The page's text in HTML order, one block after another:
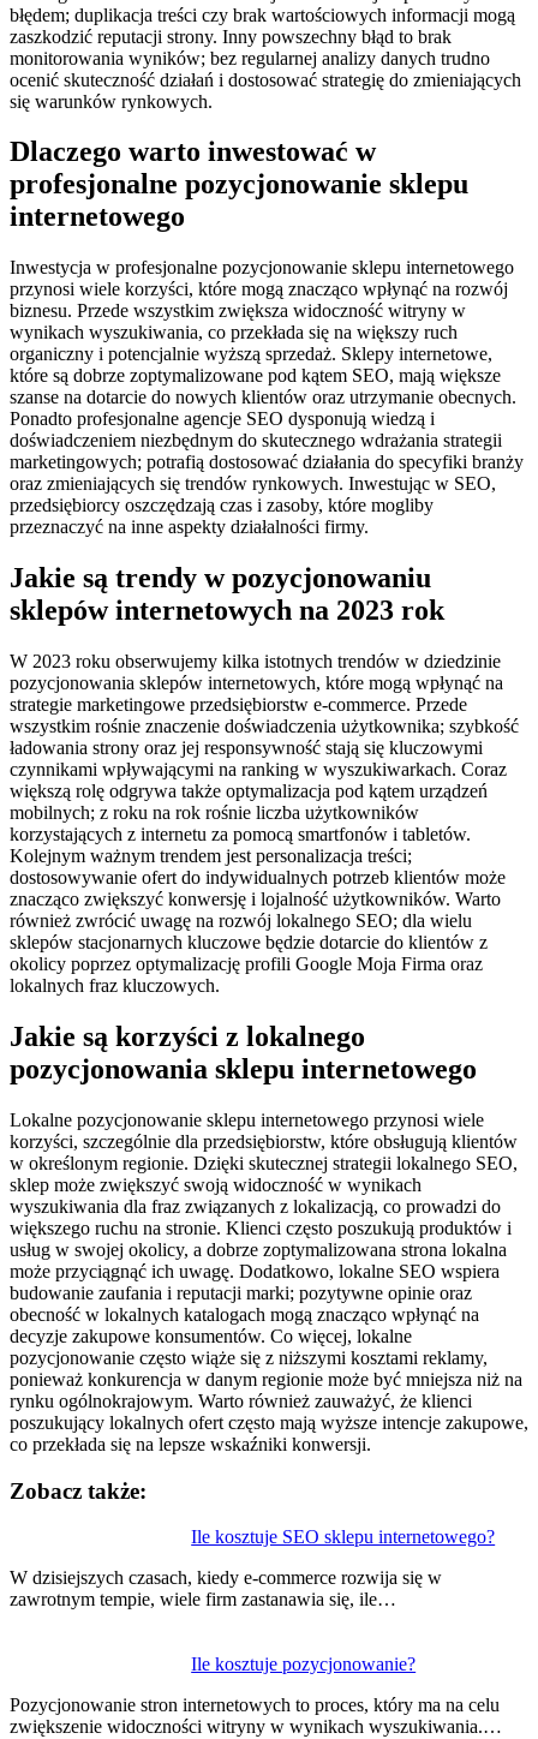
błędem; duplikacja treści czy brak wartościowych informacji mogą
zaszkodzić reputacji strony. Inny powszechny błąd to brak
monitorowania wyników; bez regularnej analizy danych trudno
ocenić skuteczność działań i dostosować strategię do zmieniających
się warunków rynkowych.
Dlaczego warto inwestować w
profesjonalne pozycjonowanie sklepu
internetowego
Inwestycja w profesjonalne pozycjonowanie sklepu internetowego
przynosi wiele korzyści, które mogą znacząco wpłynąć na rozwój
biznesu. Przede wszystkim zwiększa widoczność witryny w
wynikach wyszukiwania, co przekłada się na większy ruch
organiczny i potencjalnie wyższą sprzedaż. Sklepy internetowe,
które są dobrze zoptymalizowane pod kątem SEO, mają większe
szanse na dotarcie do nowych klientów oraz utrzymanie obecnych.
Ponadto profesjonalne agencje SEO dysponują wiedzą i
doświadczeniem niezbędnym do skutecznego wdrażania strategii
marketingowych; potrafią dostosować działania do specyfiki branży
oraz zmieniających się trendów rynkowych. Inwestując w SEO,
przedsiębiorcy oszczędzają czas i zasoby, które mogliby
przeznaczyć na inne aspekty działalności firmy.
Jakie są trendy w pozycjonowaniu
sklepów internetowych na 2023 rok
W 2023 roku obserwujemy kilka istotnych trendów w dziedzinie
pozycjonowania sklepów internetowych, które mogą wpłynąć na
strategie marketingowe przedsiębiorstw e-commerce. Przede
wszystkim rośnie znaczenie doświadczenia użytkownika; szybkość
ładowania strony oraz jej responsywność stają się kluczowymi
czynnikami wpływającymi na ranking w wyszukiwarkach. Coraz
większą rolę odgrywa także optymalizacja pod kątem urządzeń
mobilnych; z roku na rok rośnie liczba użytkowników
korzystających z internetu za pomocą smartfonów i tabletów.
Kolejnym ważnym trendem jest personalizacja treści;
dostosowywanie ofert do indywidualnych potrzeb klientów może
znacząco zwiększyć konwersję i lojalność użytkowników. Warto
również zwrócić uwagę na rozwój lokalnego SEO; dla wielu
sklepów stacjonarnych kluczowe będzie dotarcie do klientów z
okolicy poprzez optymalizację profili Google Moja Firma oraz
lokalnych fraz kluczowych.
Jakie są korzyści z lokalnego
pozycjonowania sklepu internetowego
Lokalne pozycjonowanie sklepu internetowego przynosi wiele
korzyści, szczególnie dla przedsiębiorstw, które obsługują klientów
w określonym regionie. Dzięki skutecznej strategii lokalnego SEO,
sklep może zwiększyć swoją widoczność w wynikach
wyszukiwania dla fraz związanych z lokalizacją, co prowadzi do
większego ruchu na stronie. Klienci często poszukują produktów i
usług w swojej okolicy, a dobrze zoptymalizowana strona lokalna
może przyciągnąć ich uwagę. Dodatkowo, lokalne SEO wspiera
budowanie zaufania i reputacji marki; pozytywne opinie oraz
obecność w lokalnych katalogach mogą znacząco wpłynąć na
decyzje zakupowe konsumentów. Co więcej, lokalne
pozycjonowanie często wiąże się z niższymi kosztami reklamy,
ponieważ konkurencja w danym regionie może być mniejsza niż na
rynku ogólnokrajowym. Warto również zauważyć, że klienci
poszukujący lokalnych ofert często mają wyższe intencje zakupowe,
co przekłada się na lepsze wskaźniki konwersji.
Zobacz także:
Ile kosztuje SEO sklepu internetowego?
W dzisiejszych czasach, kiedy e-commerce rozwija się w
zawrotnym tempie, wiele firm zastanawia się, ile…
Ile kosztuje pozycjonowanie?
Pozycjonowanie stron internetowych to proces, który ma na celu
zwiększenie widoczności witryny w wynikach wyszukiwania.…
wpisu